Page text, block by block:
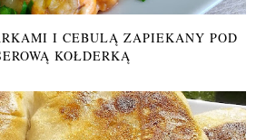
I CEBULĄ ZAPIEKANY POD
KOŁDERKĄ